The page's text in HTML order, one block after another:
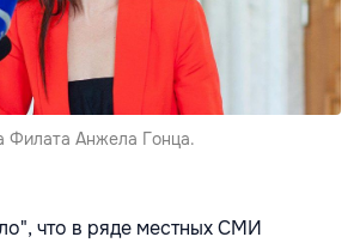
Филата Анжела Гонца.
что в ряде местных СМИ